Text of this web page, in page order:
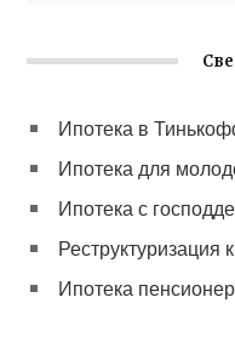
Ипотека в
Ипотека для
Ипотека с
Реструктуризация
Ипотека